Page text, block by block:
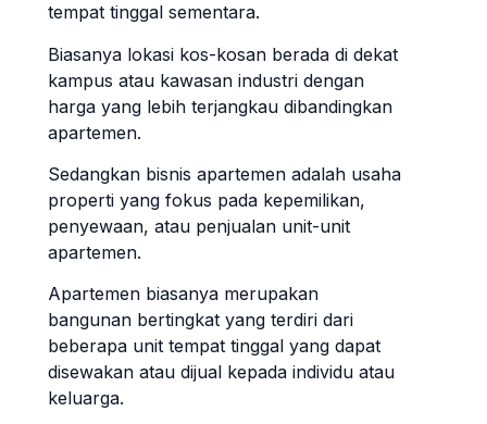
tempat tinggal sementara.
Biasanya lokasi kos-kosan berada di dekat
kampus atau kawasan industri dengan
harga yang lebih terjangkau dibandingkan
apartemen.
Sedangkan bisnis apartemen adalah usaha
properti yang fokus pada kepemilikan,
penyewaan, atau penjualan unit-unit
apartemen.
Apartemen biasanya merupakan
bangunan bertingkat yang terdiri dari
beberapa unit tempat tinggal yang dapat
disewakan atau dijual kepada individu atau
keluarga.